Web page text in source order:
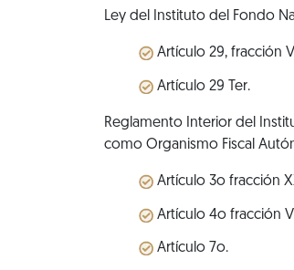
Ley del Instituto del Fondo
Artículo 29, fracción
Artículo 29 Ter.
Reglamento Interior del
como Organismo Fiscal
Artículo 3o fracción
Artículo 4o fracción
Artículo 7o.